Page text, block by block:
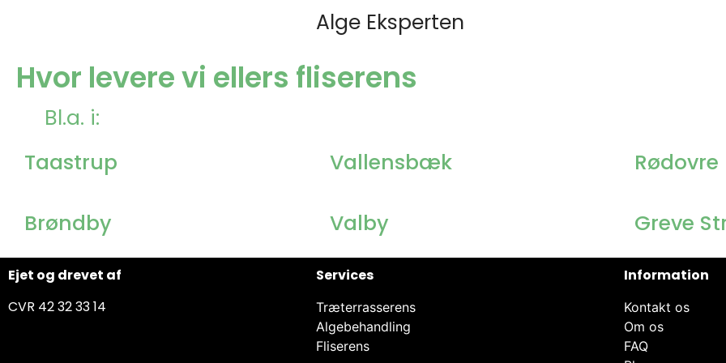
Alge Eksperten
Hvor levere vi ellers fliserens
Bl.a. i:
Taastrup
Vallensbæk Rødovre
Brøndby Valby Greve
Ejet og drevet af
CVR 42 32 33 14
Services
Træterrasserens
Algebehandling
Fliserens
Information
Kontakt os
Om os
FAQ